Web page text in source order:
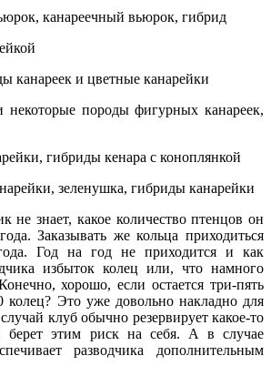
канареечный вьюрок, гибрид
канареек и цветные канарейки
породы фигурных канареек,
гибриды кенара с коноплянкой
зеленушка, гибриды канарейки
не знает, какое количество птенцов он
Заказывать же кольца приходиться
Год на год не приходится и как
избыток колец или, что намного
хорошо, если остается три-пять
колец? Это уже довольно накладно для
клуб обычно резервирует какое-то
берет этим риск на себя. А в случае
разводчика дополнительным